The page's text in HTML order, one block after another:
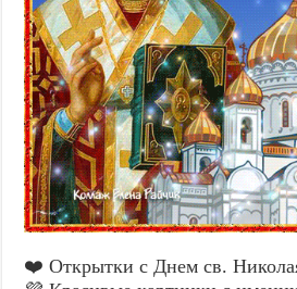
❤️ Открытки с Днем св.